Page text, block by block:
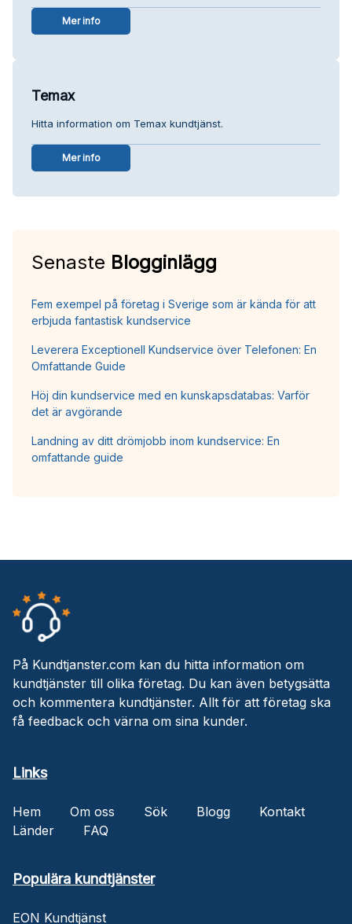
Mer info
Temax
Hitta information om Temax kundtjänst.
Mer info
Senaste Blogginlägg
Fem exempel på företag i Sverige som är kända för att
erbjuda fantastisk kundservice
Leverera Exceptionell Kundservice över Telefonen: En
Omfattande Guide
Höj din kundservice med en kunskapsdatabas: Varför
det är avgörande
Landning av ditt drömjobb inom kundservice: En
omfattande guide
På Kundtjanster.com kan du hitta information om
kundtjänster till olika företag. Du kan även betygsätta
och kommentera kundtjänster. Allt för att företag ska
få feedback och värna om sina kunder.
Links
Hem Om oss Sök Blogg
Kontakt
Länder
FAQ
Populära kundtjänster
EON Kundtjänst